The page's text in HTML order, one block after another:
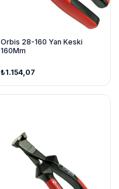
Orbis 28-160 Yan Keski
160Mm
₺1.154,07